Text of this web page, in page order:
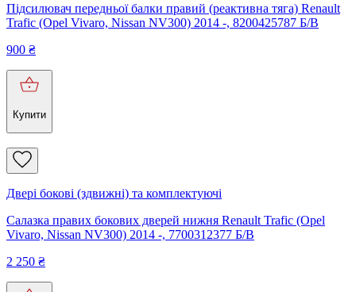
Підсилювач передньої балки правий (реактивна тяга) Renault
Trafic (Opel Vivaro, Nissan NV300) 2014 -, 8200425787 Б/В
900 ₴
Купити
Двері бокові (здвижні) та комплектуючі
Салазка правих бокових дверей нижня Renault Trafic (Opel
Vivaro, Nissan NV300) 2014 -, 7700312377 Б/В
2 250 ₴